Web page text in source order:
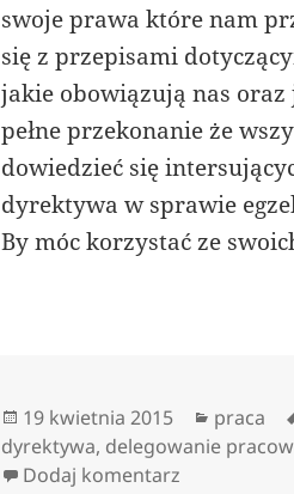
swoje prawa które nam
się z przepisami
jakie obowiązują nas
pełne przekonanie że
dowiedzieć się
dyrektywa w sprawie
By móc korzystać ze
Data
publikacji
19 kwietnia 2015 praca
dyrektywa, delegowanie
Dodaj komentarz